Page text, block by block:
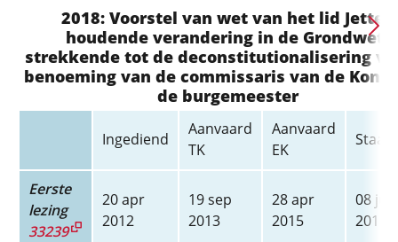
2018: Voorstel van wet van het lid Jetten
houdende verandering in de Grondwet,
strekkende tot de deconstitutionalisering
benoeming van de commissaris van de
de burgemeester
Ingediend
Aanvaard
TK
Aanvaard
EK
Eerste
lezing
33239
20 apr
2012
19 sep
2013
28 apr
2015
08 jul
2015